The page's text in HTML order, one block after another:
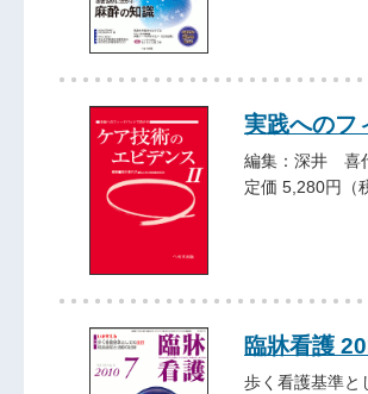
実践への
編集：深井 喜
定価 5,280円（
臨牀看護
歩く看護基準